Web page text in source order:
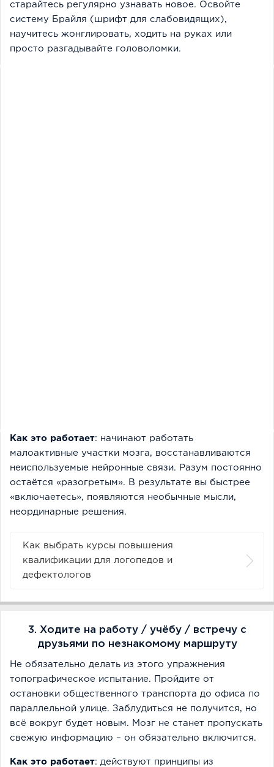
старайтесь регулярно узнавать новое. Освойте
систему Брайля (шрифт для слабовидящих),
научитесь жонглировать, ходить на руках или
просто разгадывайте головоломки.
Как это работает: начинают работать
малоактивные участки мозга, восстанавливаются
неиспользуемые нейронные связи. Разум постоянно
остаётся «разогретым». В результате вы быстрее
«включаетесь», появляются необычные мысли,
неординарные решения.
Как выбрать курсы повышения
квалификации для логопедов и
дефектологов
3. Ходите на работу / учёбу / встречу с
друзьями по незнакомому маршруту
Не обязательно делать из этого упражнения
топографическое испытание. Пройдите от
остановки общественного транспорта до офиса по
параллельной улице. Заблудиться не получится, но
всё вокруг будет новым. Мозг не станет пропускать
свежую информацию – он обязательно включится.
Как это работает: действуют принципы из